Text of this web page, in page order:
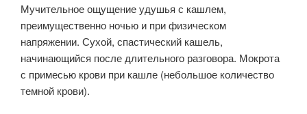
Мучительное ощущение удушья с кашлем,
преимущественно ночью и при физическом
напряжении. Сухой, спастический кашель,
начинающийся после длительного разговора. Мокрота
с примесью крови при кашле (небольшое количество
темной крови).